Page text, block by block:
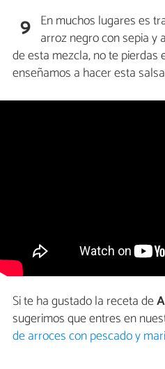
9 En muchos lugares es
arroz negro con sepia y
de esta mezcla, no te pierdas
enseñamos a hacer esta
Si te ha gustado la receta de
sugerimos que entres en
de arroces con pescado y